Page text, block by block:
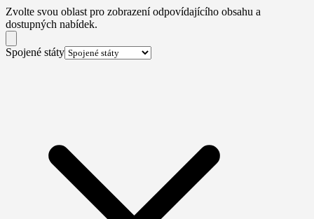
Zvolte svou oblast pro zobrazení odpovídajícího obsahu a
dostupných nabídek.
Spojené státy